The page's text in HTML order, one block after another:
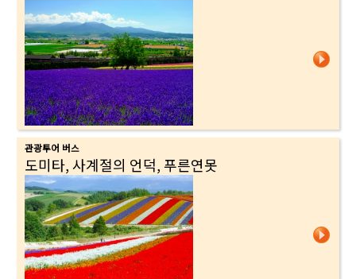
관광투어 버스
도미타, 사계절의 언덕, 푸른연못